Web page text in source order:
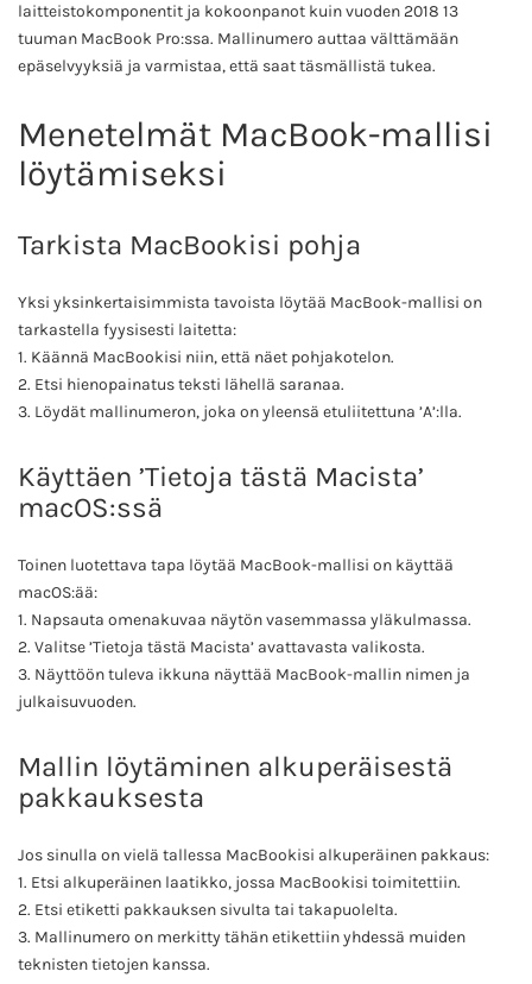
laitteistokomponentit ja kokoonpanot kuin vuoden 2018 13
tuuman MacBook Pro:ssa. Mallinumero auttaa välttämään
epäselvyyksiä ja varmistaa, että saat täsmällistä tukea.
Menetelmät MacBook-mallisi
löytämiseksi
Tarkista MacBookisi pohja
Yksi yksinkertaisimmista tavoista löytää MacBook-mallisi on
tarkastella fyysisesti laitetta:
1. Käännä MacBookisi niin, että näet pohjakotelon.
2. Etsi hienopainatus teksti lähellä saranaa.
3. Löydät mallinumeron, joka on yleensä etuliitettuna ’A’:lla.
Käyttäen ’Tietoja tästä Macista’
macOS:ssä
Toinen luotettava tapa löytää MacBook-mallisi on käyttää
macOS:ää:
1. Napsauta omenakuvaa näytön vasemmassa yläkulmassa.
2. Valitse ’Tietoja tästä Macista’ avattavasta valikosta.
3. Näyttöön tuleva ikkuna näyttää MacBook-mallin nimen ja
julkaisuvuoden.
Mallin löytäminen alkuperäisestä
pakkauksesta
Jos sinulla on vielä tallessa MacBookisi alkuperäinen pakkaus:
1. Etsi alkuperäinen laatikko, jossa MacBookisi toimitettiin.
2. Etsi etiketti pakkauksen sivulta tai takapuolelta.
3. Mallinumero on merkitty tähän etikettiin yhdessä muiden
teknisten tietojen kanssa.